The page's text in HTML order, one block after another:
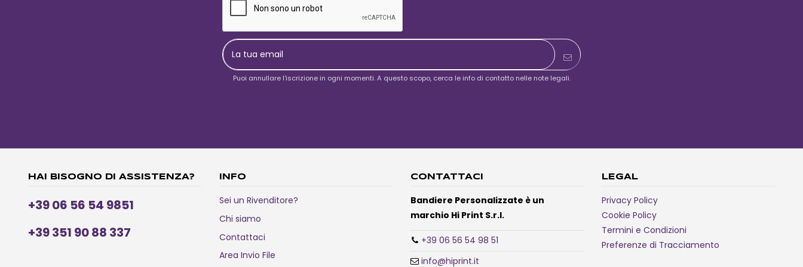
Puoi annullare l'iscrizione in ogni momenti. A questo scopo, cerca le info di contatto nelle note legali.
HAI BISOGNO DI ASSISTENZA?
+39 06 56 54 9851
+39 351 90 88 337
INFO
Sei un Rivenditore?
Chi siamo
Contattaci
Area Invio File
CONTATTACI
Bandiere Personalizzate è un
marchio Hi Print S.r.l.
+39 06 56 54 98 51
info@hiprint.it
LEGAL
Privacy Policy
Cookie Policy
Termini e Condizioni
Preferenze di Tracciamento